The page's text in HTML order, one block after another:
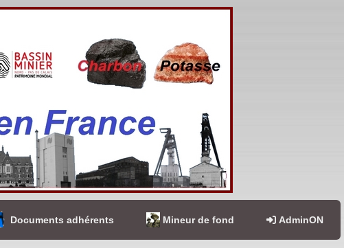
Documents adhérents Mineur de fond AdminON